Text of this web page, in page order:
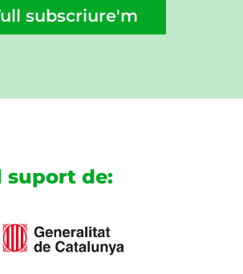
subscriure'm
suport de: